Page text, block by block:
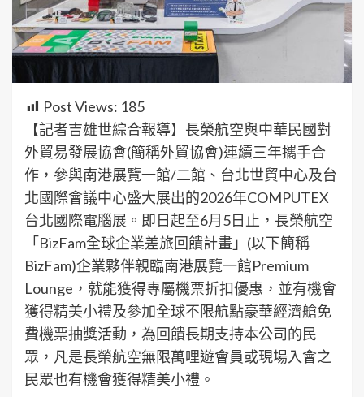
Post Views: 185
【記者吉雄世綜合報導】長榮航空與中華民國對
外貿易發展協會(簡稱外貿協會)連續三年攜手合
作，參與南港展覽一館/二館、台北世貿中心及台
北國際會議中心盛大展出的2026年COMPUTEX
台北國際電腦展。即日起至6月5日止，長榮航空
「BizFam全球企業差旅回饋計畫」(以下簡稱
BizFam)企業夥伴親臨南港展覽一館Premium
Lounge，就能獲得專屬機票折扣優惠，並有機會
獲得精美小禮及參加全球不限航點豪華經濟艙免
費機票抽獎活動，為回饋長期支持本公司的民
眾，凡是長榮航空無限萬哩遊會員或現場入會之
民眾也有機會獲得精美小禮。